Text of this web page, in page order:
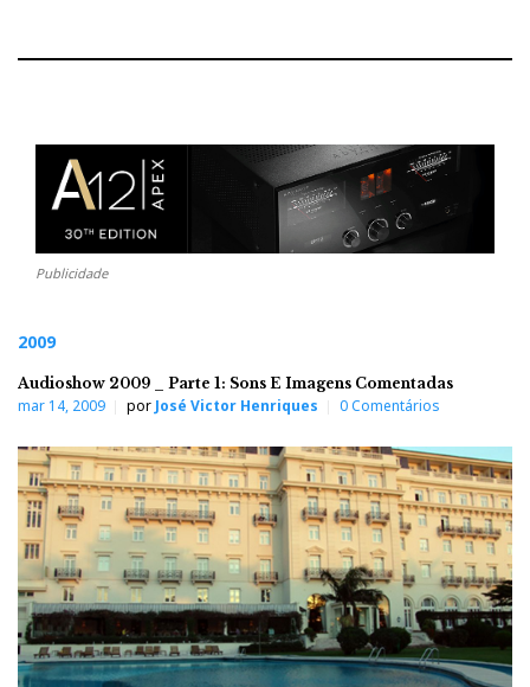
Publicidade
2009
Audioshow 2009 _ Parte 1: Sons E Imagens Comentadas
mar 14, 2009 por José Victor Henriques 0 Comentários